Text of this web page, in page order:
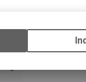
Funktionen
zu ermöglichen.